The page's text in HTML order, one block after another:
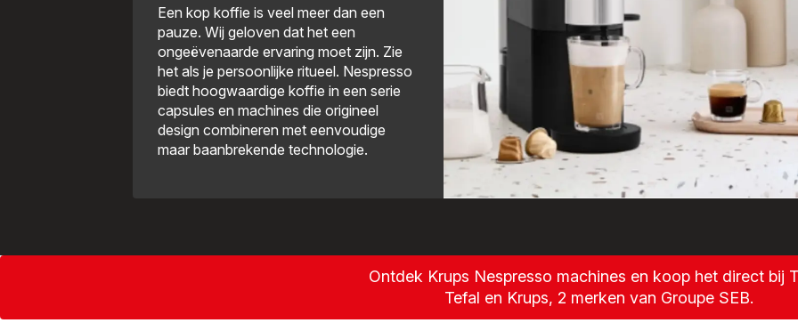
Een kop koffie is veel meer dan een
pauze. Wij geloven dat het een
ongeëvenaarde ervaring moet zijn. Zie
het als je persoonlijke ritueel. Nespresso
biedt hoogwaardige koffie in een serie
capsules en machines die origineel
design combineren met eenvoudige
maar baanbrekende technologie.
Ontdek Krups Nespresso machines en koop het direct bij
Tefal en Krups, 2 merken van Groupe SEB.